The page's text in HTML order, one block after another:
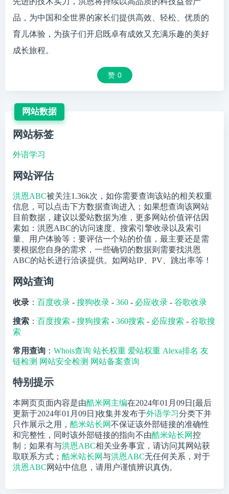
品，为中国和全世界的家长们提供高效、轻松、优质的
育儿体验，为孩子们开启既卓有成效又充满乐趣的美好
成长旅程。
赞 0
网站数据
网站标签
外语学习
网站评估
洪恩ABC被关注1.36k次，如你需要查询该站的相关权重
信息，可以点击下方数据查询进入；如果想查询该网站
目前数据，建议以爱站数据为准，更多网站价值评估因
素如：洪恩ABC的访问速度、搜索引擎收录以及索引
量、用户体验等；要评估一个站的价值，最主要还是需
要根据您自身的需求，一些确切的数据则需要找洪恩
ABC的站长进行洽谈提供。如网站IP、PV、跳出率等！
网站查询
收录 ： 百度收录 - 搜狗收录 - 360 - 必应收录 - 谷歌收录
搜索 ： 百度搜索 - 搜狗搜索 - 360搜索 - 必应搜索 - 谷歌搜
索
常用查询 ： Whois查询 站长权重 爱站权重 Alexa排名 友
链检测 网站安全检测 网站备案查询
特别提示
本网页页面内容是由酷米网主编在2024年01月09日[最后
更新于2024年01月09日]收集并发布于外语学习分类下并
只作展示之用， 酷米站长网不保证该外部链接的准确性
和完整性，同时该外部链接的指向不由酷米站长网控
制；如果有与洪恩ABC相关业务事宜，请访问其网站获
取联系方式； 酷米站长网与洪恩ABC无任何关系，对于
洪恩ABC网站中信息，请用户谨慎辨识真伪。